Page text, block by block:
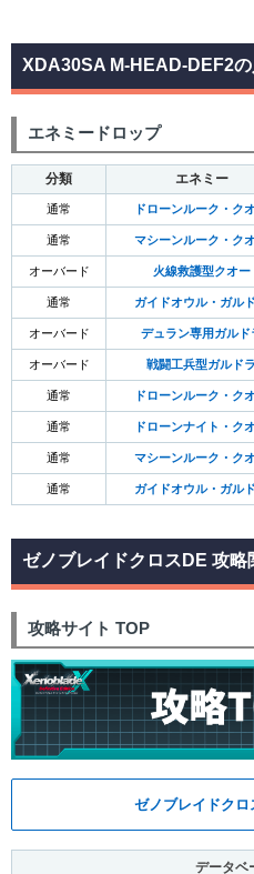
XDA30SA M-HEAD-DEF2
エネミードロップ
分類 エネミー
通常 ドローンルーク・ク
通常 マシーンルーク・ク
オーバード 火線救護型クオー
通常 ガイドオウル・ガル
オーバード デュラン専用ガルド
オーバード 戦闘工兵型ガルドラ
通常 ドローンルーク・ク
通常 ドローンナイト・ク
通常 マシーンルーク・ク
通常 ガイドオウル・ガル
ゼノブレイドクロスDE 攻略
攻略サイト TOP
ゼノブレイドク
データベ